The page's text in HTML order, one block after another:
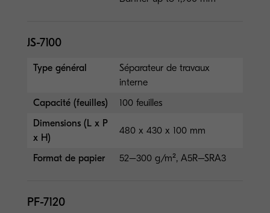
JS-7100
Type général
Séparateur de travaux
interne
Capacité (feuilles)
100 feuilles
Dimensions (L x P
x H)
480 x 430 x 100 mm
Format de papier 52–300 g/m², A5R–SRA3
PF-7120